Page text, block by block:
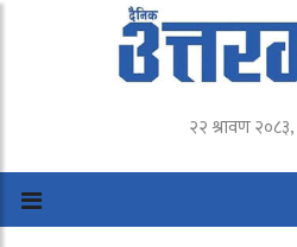
२२ श्रावण